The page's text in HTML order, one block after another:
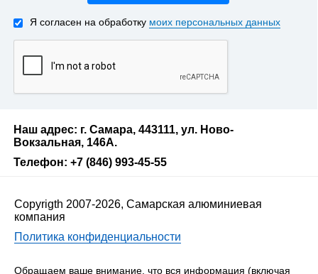
Я согласен на обработку моих персональных данных
Наш адрес: г. Самара, 443111, ул. Ново-
Вокзальная, 146А.
Телефон: +7 (846) 993-45-55
Copyrigth 2007-2026, Самарская алюминиевая
компания
Политика конфиденциальности
Обращаем ваше внимание, что вся информация (включая